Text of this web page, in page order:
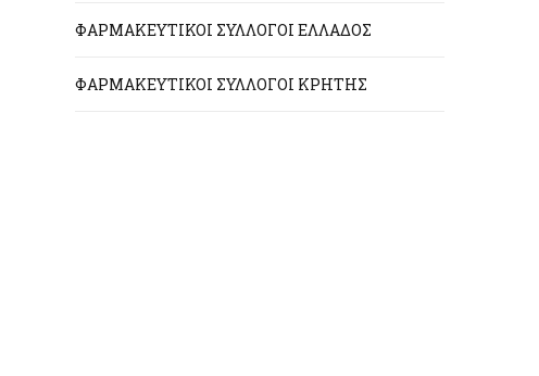
ΦΑΡΜΑΚΕΥΤΙΚΟΙ ΣΥΛΛΟΓΟΙ ΕΛΛΑΔΟΣ
ΦΑΡΜΑΚΕΥΤΙΚΟΙ ΣΥΛΛΟΓΟΙ ΚΡΗΤΗΣ